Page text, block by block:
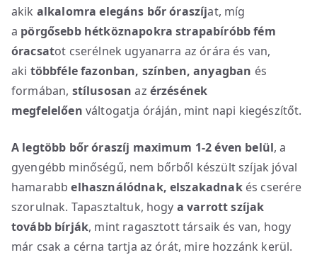
akik alkalomra elegáns bőr óraszíjat, míg
a pörgősebb hétköznapokra strapabíróbb fém
óracsatot cserélnek ugyanarra az órára és van,
aki többféle fazonban, színben, anyagban és
formában, stílusosan az érzésének
megfelelően váltogatja óráján, mint napi kiegészítőt.
A legtöbb bőr óraszíj maximum 1-2 éven belül, a
gyengébb minőségű, nem bőrből készült szíjak jóval
hamarabbelhasználódnak, elszakadnakés cserére
szorulnak. Tapasztaltuk, hogy a varrott szíjak
tovább bírják, mint ragasztott társaik és van, hogy
már csak a cérna tartja az órát, mire hozzánk kerül.